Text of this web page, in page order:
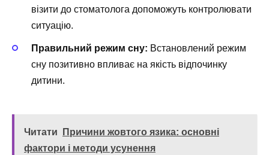
візити до стоматолога допоможуть контролювати
ситуацію.
Правильний режим сну: Встановлений режим
сну позитивно впливає на якість відпочинку
дитини.
Читати
Причини жовтого язика: основні
фактори і методи усунення